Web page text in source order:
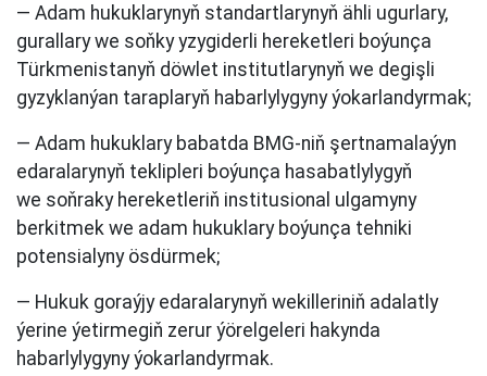
— Adam hukuklarynyň standartlarynyň ähli ugurlary,
gurallary we soňky yzygiderli hereketleri boýunça
Türkmenistanyň döwlet institutlarynyň we degişli
gyzyklanýan taraplaryň habarlylygyny ýokarlandyrmak;
— Adam hukuklary babatda BMG-niň şertnamalaýyn
edaralarynyň teklipleri boýunça hasabatlylygyň
we soňraky hereketleriň institusional ulgamyny
berkitmek we adam hukuklary boýunça tehniki
potensialyny ösdürmek;
— Hukuk goraýjy edaralarynyň wekilleriniň adalatly
ýerine ýetirmegiň zerur ýörelgeleri hakynda
habarlylygyny ýokarlandyrmak.